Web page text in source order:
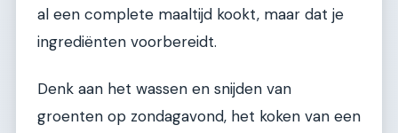
al een complete maaltijd kookt, maar dat je
ingrediënten voorbereidt.
Denk aan het wassen en snijden van
groenten op zondagavond, het koken van een